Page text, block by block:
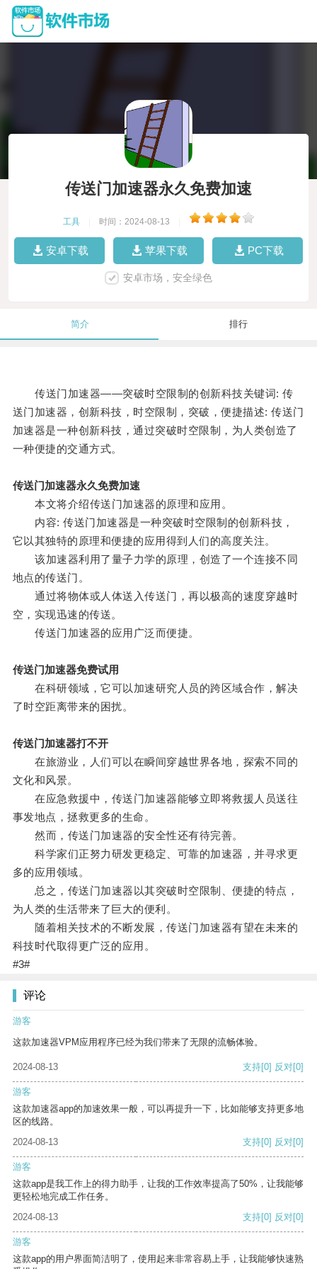
传送门加速器永久免费加速
工具 时间：2024-08-13
安卓下载 苹果下载 PC下载
安卓市场，安全绿色
简介 排行
传送门加速器——突破时空限制的创新科技关键词: 传
送门加速器，创新科技，时空限制，突破，便捷描述: 传送门
加速器是一种创新科技，通过突破时空限制，为人类创造了
一种便捷的交通方式。
传送门加速器永久免费加速
本文将介绍传送门加速器的原理和应用。
内容: 传送门加速器是一种突破时空限制的创新科技，
它以其独特的原理和便捷的应用得到人们的高度关注。
该加速器利用了量子力学的原理，创造了一个连接不同
地点的传送门。
通过将物体或人体送入传送门，再以极高的速度穿越时
空，实现迅速的传送。
传送门加速器的应用广泛而便捷。
传送门加速器免费试用
在科研领域，它可以加速研究人员的跨区域合作，解决
了时空距离带来的困扰。
传送门加速器打不开
在旅游业，人们可以在瞬间穿越世界各地，探索不同的
文化和风景。
在应急救援中，传送门加速器能够立即将救援人员送往
事发地点，拯救更多的生命。
然而，传送门加速器的安全性还有待完善。
科学家们正努力研发更稳定、可靠的加速器，并寻求更
多的应用领域。
总之，传送门加速器以其突破时空限制、便捷的特点，
为人类的生活带来了巨大的便利。
随着相关技术的不断发展，传送门加速器有望在未来的
科技时代取得更广泛的应用。
#3#
评论
游客
这款加速器VPM应用程序已经为我们带来了无限的流畅体验。
2024-08-13 支持[0] 反对[0]
游客
这款加速器app的加速效果一般，可以再提升一下，比如能够支持更多地
区的线路。
2024-08-13
支持[0] 反对[0]
游客
这款app是我工作上的得力助手，让我的工作效率提高了50%，让我能够
更轻松地完成工作任务。
2024-08-13
支持[0] 反对[0]
游客
这款app的用户界面简洁明了，使用起来非常容易上手，让我能够快速熟